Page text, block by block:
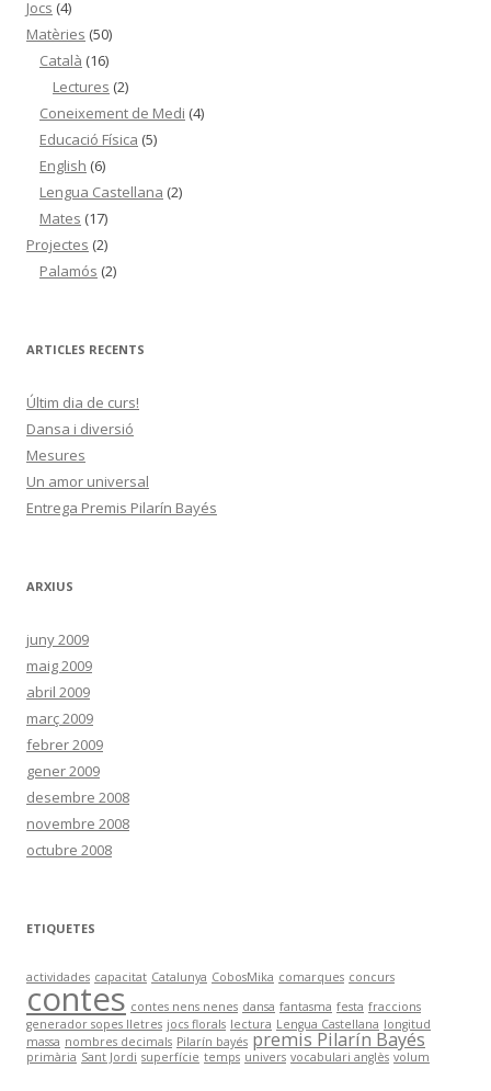
Jocs (4)
Matèries (50)
Català (16)
Lectures (2)
Coneixement de Medi (4)
Educació Física (5)
English (6)
Lengua Castellana (2)
Mates (17)
Projectes (2)
Palamós (2)
ARTICLES RECENTS
Últim dia de curs!
Dansa i diversió
Mesures
Un amor universal
Entrega Premis Pilarín Bayés
ARXIUS
juny 2009
maig 2009
abril 2009
març 2009
febrer 2009
gener 2009
desembre 2008
novembre 2008
octubre 2008
ETIQUETES
actividades capacitat Catalunya CobosMika comarques concurs
contes contes nens nenes dansa fantasma festa fraccions
generador sopes lletres jocs florals lectura Lengua Castellana longitud
massa nombres decimals Pilarín bayés premis Pilarín Bayés
primària Sant Jordi superfície temps univers vocabulari anglès volum